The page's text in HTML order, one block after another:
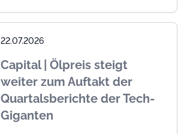
22.07.2026
Capital | Ölpreis steigt
weiter zum Auftakt der
Quartalsberichte der Tech-
Giganten